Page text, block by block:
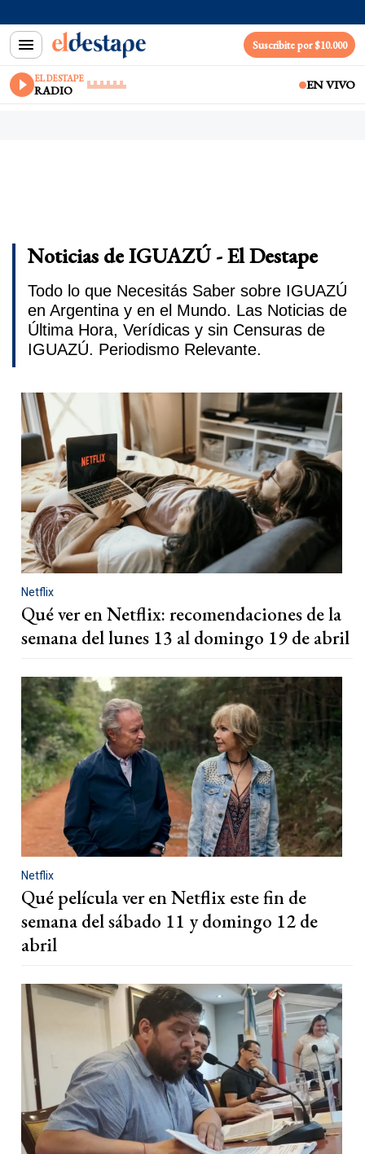
Suscribite por $10.000
EL DESTAPE
RADIO EN VIVO
Noticias de IGUAZÚ - El Destape
Todo lo que Necesitás Saber sobre IGUAZÚ
en Argentina y en el Mundo. Las Noticias de
Última Hora, Verídicas y sin Censuras de
IGUAZÚ. Periodismo Relevante.
Netflix
Qué ver en Netflix: recomendaciones de la
semana del lunes 13 al domingo 19 de abril
Netflix
Qué película ver en Netflix este fin de
semana del sábado 11 y domingo 12 de
abril